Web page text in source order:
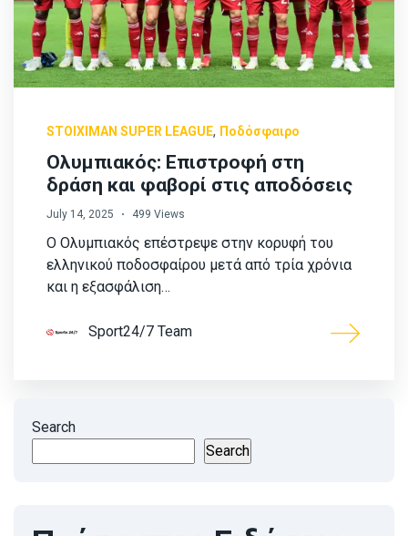
STOIXIMAN SUPER LEAGUE, Ποδόσφαιρο
Ολυμπιακός: Επιστροφή στη
δράση και φαβορί στις αποδόσεις
July 14, 2025 499 Views
Ο Ολυμπιακός επέστρεψε στην κορυφή του
ελληνικού ποδοσφαίρου μετά από τρία χρόνια
και η εξασφάλιση…
Sport24/7 Team
Search
Search